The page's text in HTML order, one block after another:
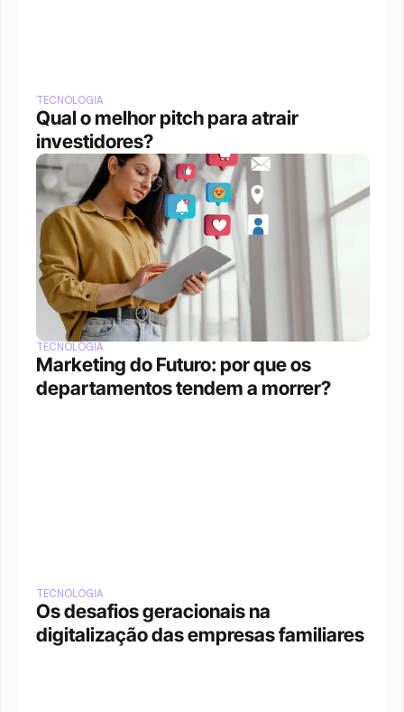
TECNOLOGIA
Qual o melhor pitch para atrair
investidores?
TECNOLOGIA
Marketing do Futuro: por que os
departamentos tendem a morrer?
TECNOLOGIA
Os desafios geracionais na
digitalização das empresas familiares